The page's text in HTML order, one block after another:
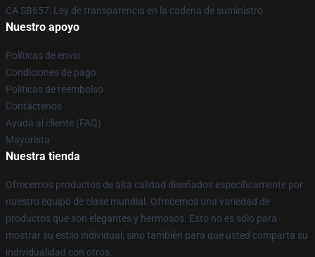
CA SB657: Ley de transparencia en la cadena de suministro
Nuestro apoyo
Políticas de envío
Condiciones de pago
Políticas de reembolso
Contáctenos
Ayuda al cliente (FAQ)
Mayorista
Nuestra tienda
Ofrecemos productos de alta calidad diseñados específicamente por
nuestro equipo de clase mundial. Ofrecemos una variedad de
productos que son elegantes y hermosos. Esto no es sólo para
mostrar su estilo individual, sino también para que usted comparta su
individualidad con otros.